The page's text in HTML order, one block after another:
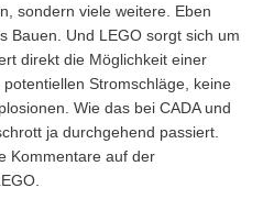
sondern viele weitere. Eben
Bauen. Und LEGO sorgt sich um
direkt die Möglichkeit einer
Stromschläge, keine
Wie das bei CADA und
ja durchgehend passiert.
Kommentare auf der